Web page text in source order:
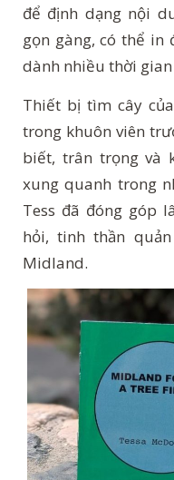
để định dạng nội
gọn gàng, có thể in
dành nhiều thời
Thiết bị tìm cây
trong khuôn viên
biết, trân trọng và
xung quanh trong
Tess đã đóng góp
hỏi, tinh thần
Midland.